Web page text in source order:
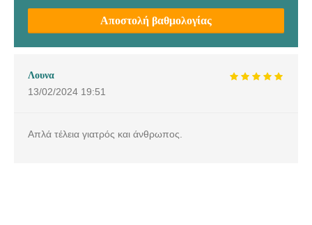
Αποστολή βαθμολογίας
Λουνα
13/02/2024 19:51
Απλά τέλεια γιατρός και άνθρωπος.